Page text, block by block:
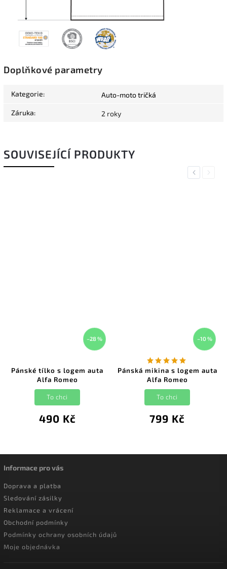
Doplňkové parametry
Kategorie: Auto-moto tričká
Záruka: 2 roky
SOUVISEJÍCÍ PRODUKTY
Previous
–28 %
Pánské tílko s logem auta
Alfa Romeo
490 Kč
To chci
–10 %
Pánská mikina s logem auta
Alfa Romeo
799 Kč
To chci
Next
Informace pro vás
Doprava a platba
Sledování zásilky
Reklamace a vrácení
Obchodní podmínky
Podmínky ochrany osobních údajů
Moje objednávka